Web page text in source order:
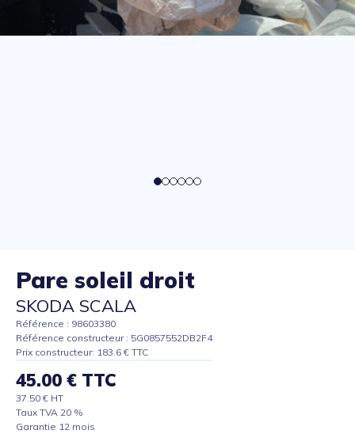
Pare soleil droit
SKODA SCALA
Référence : 98603380
Référence constructeur : 5G0857552DB2F4
Prix constructeur: 183.6 € TTC
45.00 € TTC
37.50 € HT
Taux TVA 20 %
Garantie 12 mois